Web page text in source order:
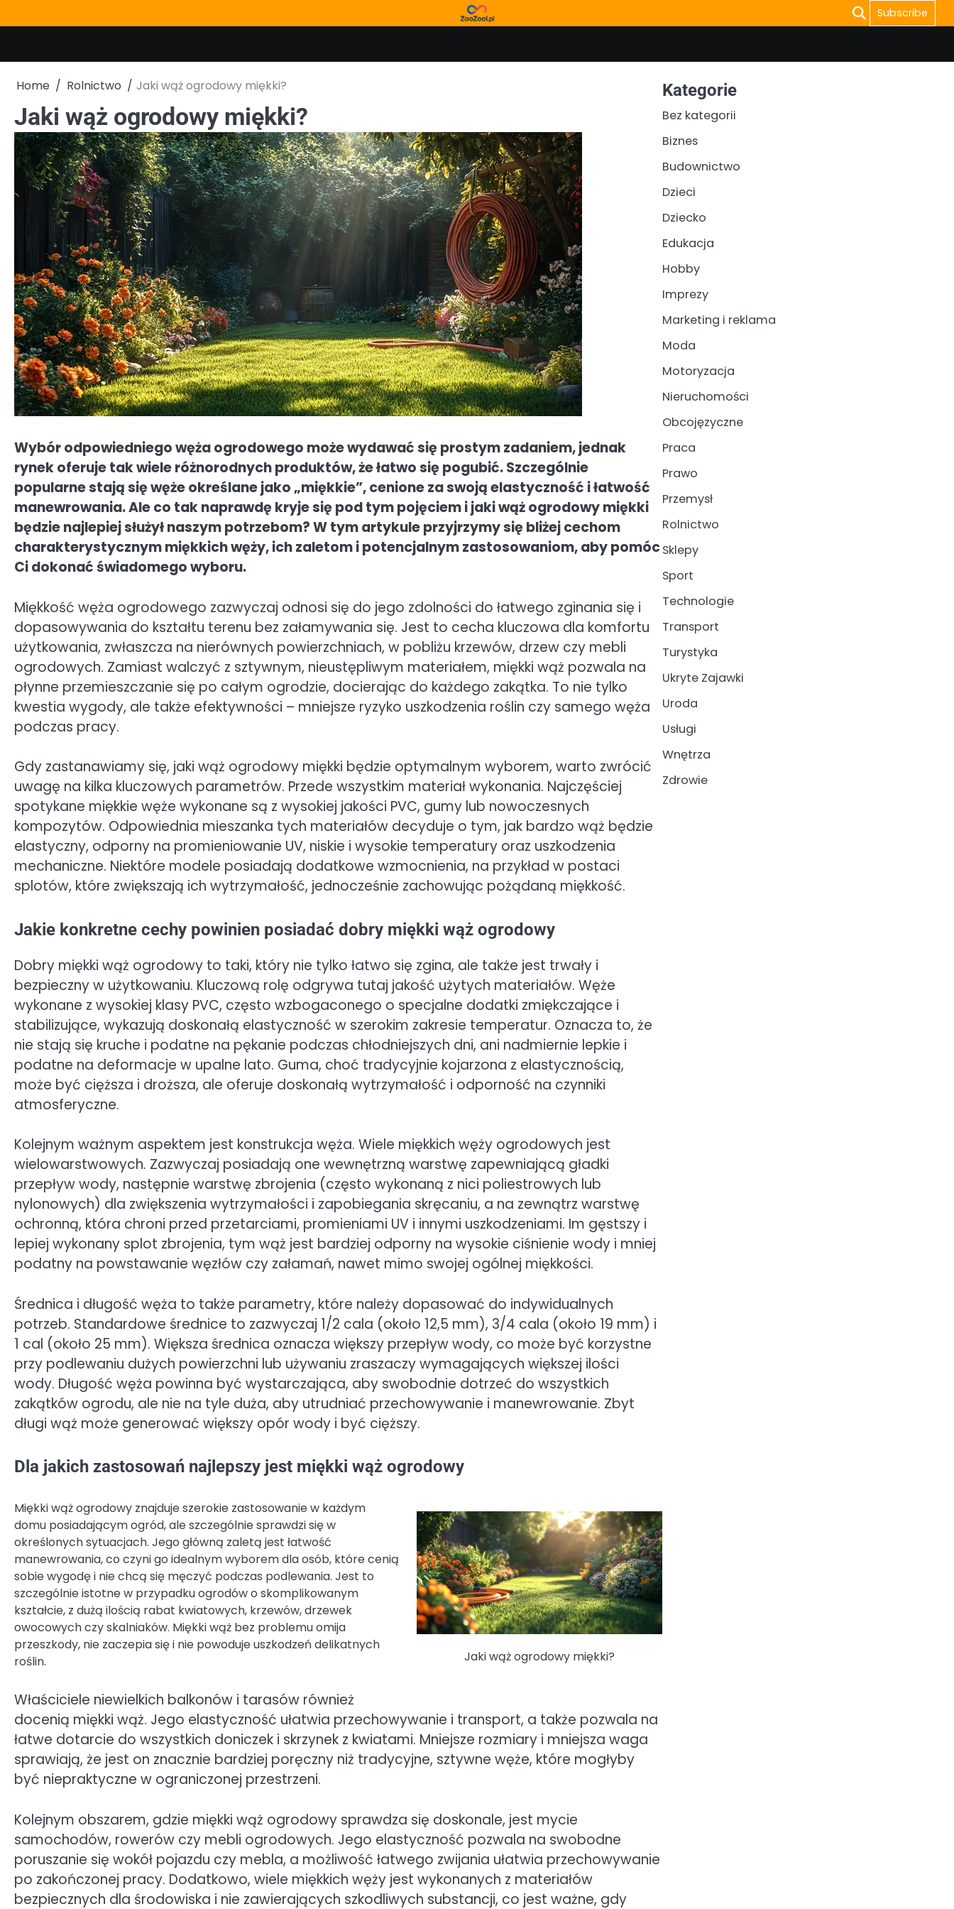
to
Subscribe
Home Rolnictwo Jaki wąż ogrodowy miękki?
Jaki wąż ogrodowy miękki?
Wybór odpowiedniego węża ogrodowego może wydawać się prostym zadaniem, jednak
rynek oferuje tak wiele różnorodnych produktów, że łatwo się pogubić. Szczególnie
popularne stają się węże określane jako „miękkie”, cenione za swoją elastyczność i łatwość
manewrowania. Ale co tak naprawdę kryje się pod tym pojęciem i jaki wąż ogrodowy miękki
będzie najlepiej służył naszym potrzebom? W tym artykule przyjrzymy się bliżej cechom
charakterystycznym miękkich węży, ich zaletom i potencjalnym zastosowaniom, aby pomóc
Ci dokonać świadomego wyboru.
Miękkość węża ogrodowego zazwyczaj odnosi się do jego zdolności do łatwego zginania się i
dopasowywania do kształtu terenu bez załamywania się. Jest to cecha kluczowa dla komfortu
użytkowania, zwłaszcza na nierównych powierzchniach, w pobliżu krzewów, drzew czy mebli
ogrodowych. Zamiast walczyć z sztywnym, nieustępliwym materiałem, miękki wąż pozwala na
płynne przemieszczanie się po całym ogrodzie, docierając do każdego zakątka. To nie tylko
kwestia wygody, ale także efektywności – mniejsze ryzyko uszkodzenia roślin czy samego węża
podczas pracy.
Gdy zastanawiamy się, jaki wąż ogrodowy miękki będzie optymalnym wyborem, warto zwrócić
uwagę na kilka kluczowych parametrów. Przede wszystkim materiał wykonania. Najczęściej
spotykane miękkie węże wykonane są z wysokiej jakości PVC, gumy lub nowoczesnych
kompozytów. Odpowiednia mieszanka tych materiałów decyduje o tym, jak bardzo wąż będzie
elastyczny, odporny na promieniowanie UV, niskie i wysokie temperatury oraz uszkodzenia
mechaniczne. Niektóre modele posiadają dodatkowe wzmocnienia, na przykład w postaci
splotów, które zwiększają ich wytrzymałość, jednocześnie zachowując pożądaną miękkość.
Jakie konkretne cechy powinien posiadać dobry miękki wąż ogrodowy
Dobry miękki wąż ogrodowy to taki, który nie tylko łatwo się zgina, ale także jest trwały i
bezpieczny w użytkowaniu. Kluczową rolę odgrywa tutaj jakość użytych materiałów. Węże
wykonane z wysokiej klasy PVC, często wzbogaconego o specjalne dodatki zmiękczające i
stabilizujące, wykazują doskonałą elastyczność w szerokim zakresie temperatur. Oznacza to, że
nie stają się kruche i podatne na pękanie podczas chłodniejszych dni, ani nadmiernie lepkie i
podatne na deformacje w upalne lato. Guma, choć tradycyjnie kojarzona z elastycznością,
może być cięższa i droższa, ale oferuje doskonałą wytrzymałość i odporność na czynniki
atmosferyczne.
Kolejnym ważnym aspektem jest konstrukcja węża. Wiele miękkich węży ogrodowych jest
wielowarstwowych. Zazwyczaj posiadają one wewnętrzną warstwę zapewniającą gładki
przepływ wody, następnie warstwę zbrojenia (często wykonaną z nici poliestrowych lub
nylonowych) dla zwiększenia wytrzymałości i zapobiegania skręcaniu, a na zewnątrz warstwę
ochronną, która chroni przed przetarciami, promieniami UV i innymi uszkodzeniami. Im gęstszy i
lepiej wykonany splot zbrojenia, tym wąż jest bardziej odporny na wysokie ciśnienie wody i mniej
podatny na powstawanie węzłów czy załamań, nawet mimo swojej ogólnej miękkości.
Średnica i długość węża to także parametry, które należy dopasować do indywidualnych
potrzeb. Standardowe średnice to zazwyczaj 1/2 cala (około 12,5 mm), 3/4 cala (około 19 mm) i
1 cal (około 25 mm). Większa średnica oznacza większy przepływ wody, co może być korzystne
przy podlewaniu dużych powierzchni lub używaniu zraszaczy wymagających większej ilości
wody. Długość węża powinna być wystarczająca, aby swobodnie dotrzeć do wszystkich
zakątków ogrodu, ale nie na tyle duża, aby utrudniać przechowywanie i manewrowanie. Zbyt
długi wąż może generować większy opór wody i być cięższy.
Dla jakich zastosowań najlepszy jest miękki wąż ogrodowy
Jaki wąż ogrodowy miękki?
Miękki wąż ogrodowy znajduje szerokie zastosowanie w każdym
domu posiadającym ogród, ale szczególnie sprawdzi się w
określonych sytuacjach. Jego główną zaletą jest łatwość
manewrowania, co czyni go idealnym wyborem dla osób, które cenią
sobie wygodę i nie chcą się męczyć podczas podlewania. Jest to
szczególnie istotne w przypadku ogrodów o skomplikowanym
kształcie, z dużą ilością rabat kwiatowych, krzewów, drzewek
owocowych czy skalniaków. Miękki wąż bez problemu omija
przeszkody, nie zaczepia się i nie powoduje uszkodzeń delikatnych
roślin.
Właściciele niewielkich balkonów i tarasów również
docenią miękki wąż. Jego elastyczność ułatwia przechowywanie i transport, a także pozwala na
łatwe dotarcie do wszystkich doniczek i skrzynek z kwiatami. Mniejsze rozmiary i mniejsza waga
sprawiają, że jest on znacznie bardziej poręczny niż tradycyjne, sztywne węże, które mogłyby
być niepraktyczne w ograniczonej przestrzeni.
Kolejnym obszarem, gdzie miękki wąż ogrodowy sprawdza się doskonale, jest mycie
samochodów, rowerów czy mebli ogrodowych. Jego elastyczność pozwala na swobodne
poruszanie się wokół pojazdu czy mebla, a możliwość łatwego zwijania ułatwia przechowywanie
po zakończonej pracy. Dodatkowo, wiele miękkich węży jest wykonanych z materiałów
bezpiecznych dla środowiska i nie zawierających szkodliwych substancji, co jest ważne, gdy
Kategorie
Bez kategorii
Biznes
Budownictwo
Dzieci
Dziecko
Edukacja
Hobby
Imprezy
Marketing i reklama
Moda
Motoryzacja
Nieruchomości
Obcojęzyczne
Praca
Prawo
Przemysł
Rolnictwo
Sklepy
Sport
Technologie
Transport
Turystyka
Ukryte Zajawki
Uroda
Usługi
Wnętrza
Zdrowie